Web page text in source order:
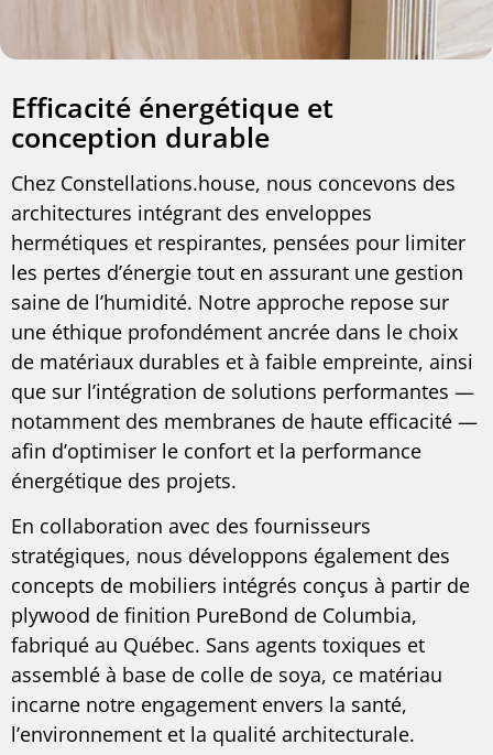
Efficacité énergétique et
conception durable
Chez Constellations.house, nous concevons des
architectures intégrant des enveloppes
hermétiques et respirantes, pensées pour limiter
les pertes d’énergie tout en assurant une gestion
saine de l’humidité. Notre approche repose sur
une éthique profondément ancrée dans le choix
de matériaux durables et à faible empreinte, ainsi
que sur l’intégration de solutions performantes —
notamment des membranes de haute efficacité —
afin d’optimiser le confort et la performance
énergétique des projets.
En collaboration avec des fournisseurs
stratégiques, nous développons également des
concepts de mobiliers intégrés conçus à partir de
plywood de finition PureBond de Columbia,
fabriqué au Québec. Sans agents toxiques et
assemblé à base de colle de soya, ce matériau
incarne notre engagement envers la santé,
l’environnement et la qualité architecturale.